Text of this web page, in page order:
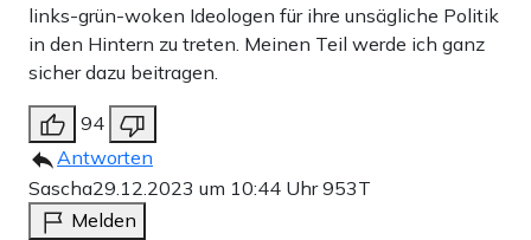
links-grün-woken Ideologen für ihre unsägliche Politik
in den Hintern zu treten. Meinen Teil werde ich ganz
sicher dazu beitragen.
94
Antworten
Sascha29.12.2023 um 10:44 Uhr953T
Melden